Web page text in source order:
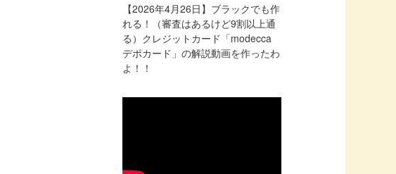
【2026年4月26日】ブラックでも作
れる！（審査はあるけど9割以上通
る）クレジットカード「modecca
デポカード」の解説動画を作ったわ
よ！！